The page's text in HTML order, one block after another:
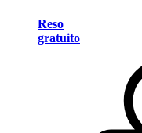
Reso
gratuito